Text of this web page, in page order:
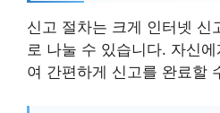
신고 절차는 크게 인터넷 신
로 나눌 수 있습니다. 자신
여 간편하게 신고를 완료할